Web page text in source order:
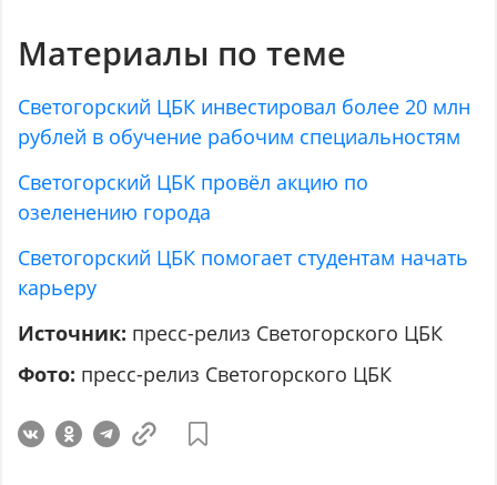
Материалы по теме
Светогорский ЦБК инвестировал более 20 млн
рублей в обучение рабочим специальностям
Светогорский ЦБК провёл акцию по
озеленению города
Светогорский ЦБК помогает студентам начать
карьеру
Источник: пресс-релиз Светогорского ЦБК
Фото: пресс-релиз Светогорского ЦБК